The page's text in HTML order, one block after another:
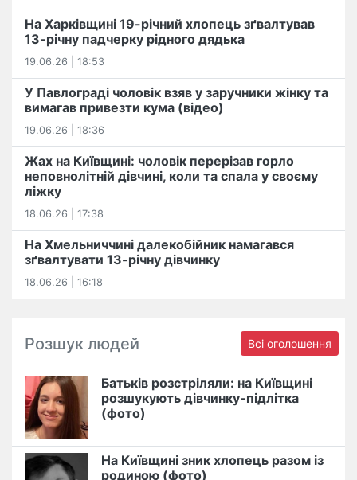
На Харківщині 19-річний хлопець​ ️зґвалтував
13-річну падчерку рідного дядька
19.06.26 | 18:53
У Павлограді чоловік взяв у заручники жінку та
вимагав привезти кума (відео)
19.06.26 | 18:36
Жах на Київщині: чоловік перерізав горло
неповнолітній дівчині, коли та спала у своєму
ліжку
18.06.26 | 17:38
На Хмельниччині далекобійник намагався
зґвалтувати 13-річну дівчинку
18.06.26 | 16:18
Розшук людей Всі оголошення
Батьків розстріляли: на Київщині
розшукують дівчинку-підлітка
(фото)
На Київщині зник хлопець разом із
родиною (фото)